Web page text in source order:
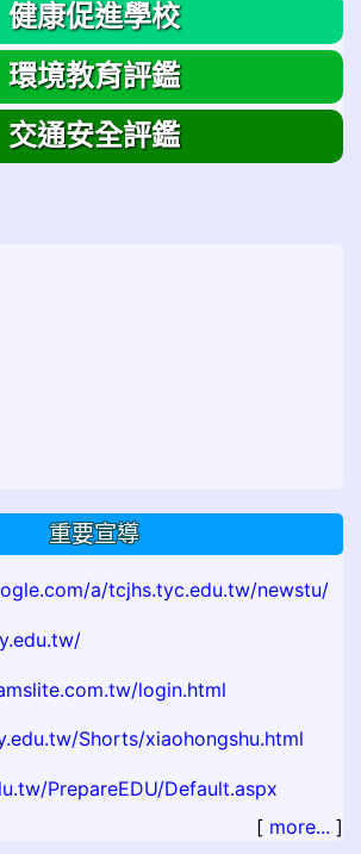
健康促進學校
環境教育評鑑
交通安全評鑑
重要宣導
[ more... ]